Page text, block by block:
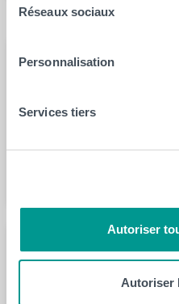
Réseaux sociaux
Personnalisation
Services tiers
Autoriser
Autoriser